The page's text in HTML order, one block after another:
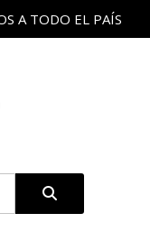
A TODO EL PAÍS